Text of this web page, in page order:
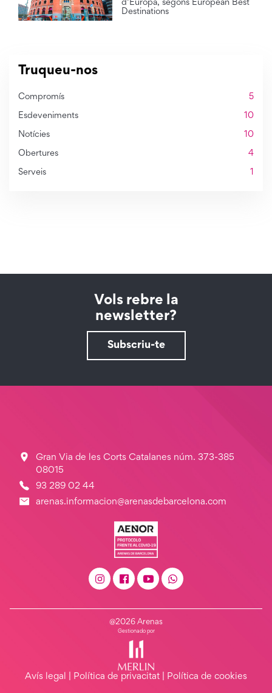
d’Europa, segons European Best
Destinations
Truqueu-nos
Compromís 5
Esdeveniments 10
Notícies 10
Obertures 4
Serveis
Vols rebre la
newsletter?
Subscriu-te
Gran Via de les Corts Catalanes núm. 373-385
08015
93 289 02 44
arenas.informacion@arenasdebarcelona.com
@2026 Arenas
Gestionado por
Avís legal Política de privacitat Política de cookies